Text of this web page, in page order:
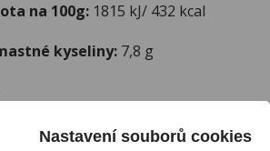
na 100g: 1815 kJ/ 432 kcal
kyseliny: 7,8 g
Nastavení souborů cookies